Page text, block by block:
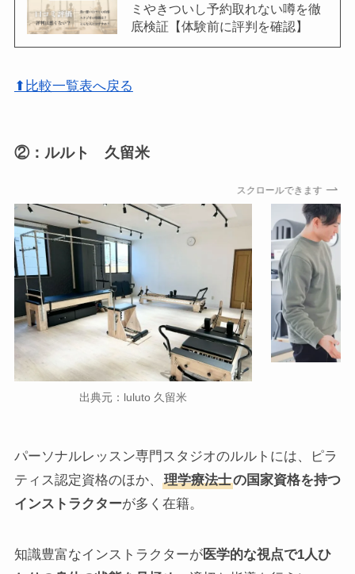
ミやきついし予約取れない噂を徹
底検証【体験前に評判を確認】
⬆比較一覧表へ戻る
②：ルルト 久留米
スクロールできます
出典元：luluto 久留米
パーソナルレッスン専門スタジオのルルトには、ピラ
ティス認定資格のほか、
理学療法士の国家資格を持つ
インストラクターが多く在籍。
知識豊富なインストラクターが医学的な視点で1人ひ